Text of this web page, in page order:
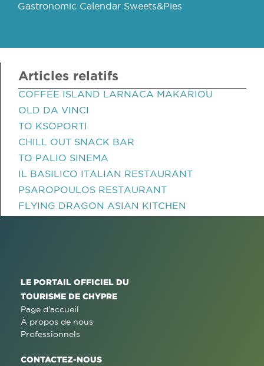
Gastronomic Calendar Sweets&Pies
Articles relatifs
COFFEE ISLAND LARNACA MAKARIOU
OLD DA VINCI
TO KSOPORTI
CHILL OUT SNACK BAR
TO PALIO SINEMA
IL BASILICO ITALIAN RESTAURANT
PSAROPOULOS RESTAURANT
FLYING DRAGON ASIAN KITCHEN
LE PORTAIL OFFICIEL DU
TOURISME DE CHYPRE
Page d'accueil
À propos de nous
Professionnels
CONTACTEZ-NOUS